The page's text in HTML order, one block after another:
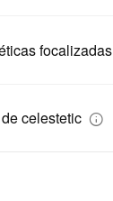
focalizadas
celestetic